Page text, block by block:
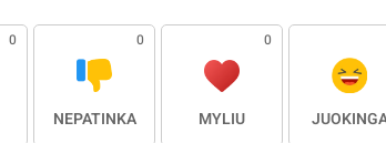
0 0
NEPATINKA
0
MYLIU